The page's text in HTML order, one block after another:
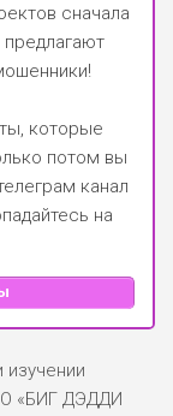
сначала
предлагают
которые
потом вы
канал
на
«БИГ ДЭДДИ